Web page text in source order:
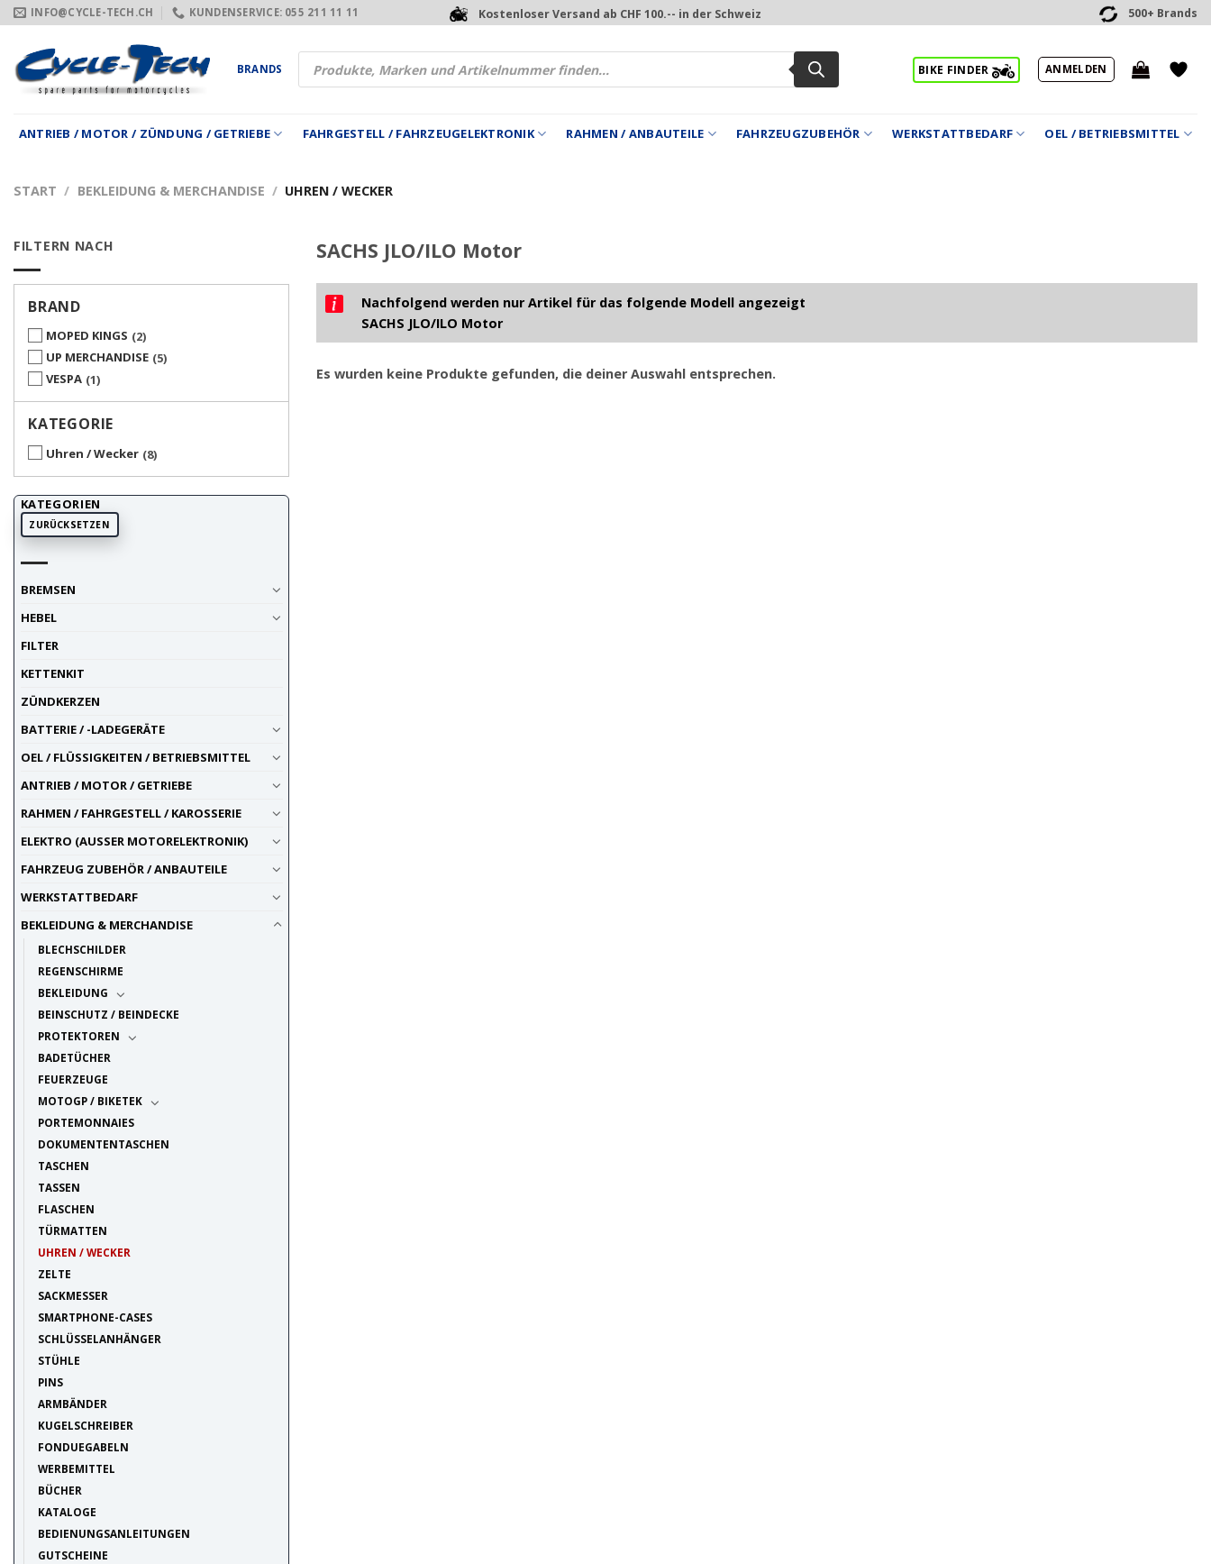
Zum
Inhalt
springen
INFO@CYCLE-TECH.CH KUNDENSERVICE: 055 211 11 11 Kostenloser Versand ab CHF 100.-- in der Schweiz 500+ Brands
BRANDS
Products
search
BIKE FINDER ANMELDEN
ANTRIEB / MOTOR / ZÜNDUNG / GETRIEBE FAHRGESTELL / FAHRZEUGELEKTRONIK RAHMEN / ANBAUTEILE FAHRZEUGZUBEHÖR WERKSTATTBEDARF OEL / BETRIEBSMITTEL
START / BEKLEIDUNG & MERCHANDISE / UHREN / WECKER
FILTERN NACH
BRAND
MOPED KINGS
2
UP MERCHANDISE 5
VESPA 1
KATEGORIE
Uhren / Wecker 8
KATEGORIEN
ZURÜCKSETZEN
BREMSEN
HEBEL
FILTER
KETTENKIT
ZÜNDKERZEN
BATTERIE / -LADEGERÄTE
OEL / FLÜSSIGKEITEN / BETRIEBSMITTEL
ANTRIEB / MOTOR / GETRIEBE
RAHMEN / FAHRGESTELL / KAROSSERIE
ELEKTRO (AUSSER MOTORELEKTRONIK)
FAHRZEUG ZUBEHÖR / ANBAUTEILE
WERKSTATTBEDARF
BEKLEIDUNG & MERCHANDISE
BLECHSCHILDER
REGENSCHIRME
BEKLEIDUNG
BEINSCHUTZ / BEINDECKE
PROTEKTOREN
BADETÜCHER
FEUERZEUGE
MOTOGP / BIKETEK
PORTEMONNAIES
DOKUMENTENTASCHEN
TASCHEN
TASSEN
FLASCHEN
TÜRMATTEN
UHREN / WECKER
ZELTE
SACKMESSER
SMARTPHONE-CASES
SCHLÜSSELANHÄNGER
STÜHLE
PINS
ARMBÄNDER
KUGELSCHREIBER
FONDUEGABELN
WERBEMITTEL
BÜCHER
KATALOGE
BEDIENUNGSANLEITUNGEN
GUTSCHEINE
SACHS JLO/ILO Motor
Nachfolgend werden nur Artikel für das folgende Modell angezeigt
SACHS JLO/ILO Motor
Es wurden keine Produkte gefunden, die deiner Auswahl entsprechen.